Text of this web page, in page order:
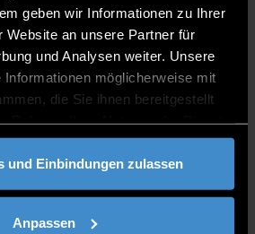
geben wir Informationen zu Ihrer
Website an unsere Partner für
und Analysen weiter. Unsere
Informationen möglicherweise mit
die Sie ihnen bereitgestellt
und Einbindungen zulassen
Anpassen
Prüfungsordnung
Organisatorisches